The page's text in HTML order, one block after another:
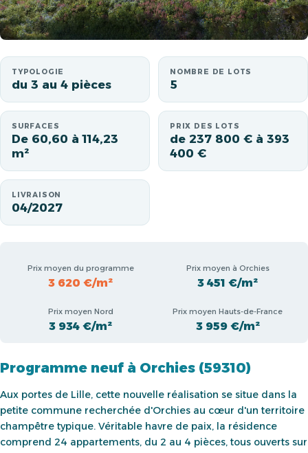
TYPOLOGIE
du 3 au 4 pièces
NOMBRE DE LOTS
5
SURFACES
De 60,60 à 114,23
m²
PRIX DES LOTS
de 237 800 € à 393
400 €
LIVRAISON
04/2027
Prix moyen du programme
3 620 €/m²
Prix moyen à Orchies
3 451 €/m²
Prix moyen Nord
3 934 €/m²
Prix moyen Hauts-de-France
3 959 €/m²
Programme neuf à Orchies (59310)
Aux portes de Lille, cette nouvelle réalisation se situe dans la
petite commune recherchée d'Orchies au cœur d'un territoire
champêtre typique. Véritable havre de paix, la résidence
comprend 24 appartements, du 2 au 4 pièces, tous ouverts sur